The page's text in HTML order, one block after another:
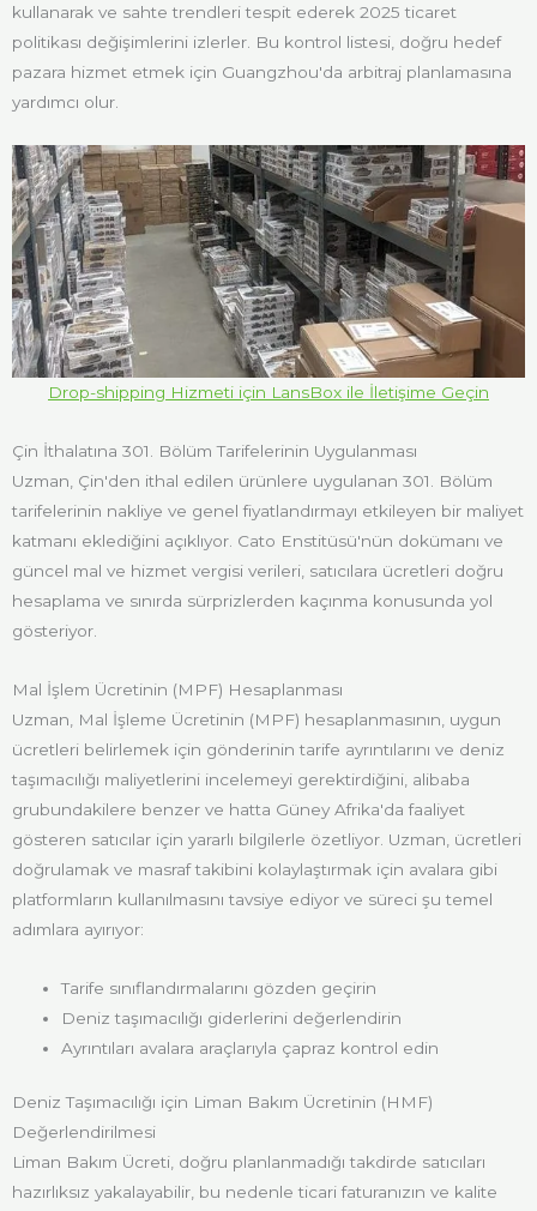
kullanarak ve sahte trendleri tespit ederek 2025 ticaret
politikası değişimlerini izlerler. Bu kontrol listesi, doğru hedef
pazara hizmet etmek için Guangzhou'da arbitraj planlamasına
yardımcı olur.
Drop-shipping Hizmeti için LansBox ile İletişime Geçin
Çin İthalatına 301. Bölüm Tarifelerinin Uygulanması
Uzman, Çin'den ithal edilen ürünlere uygulanan 301. Bölüm
tarifelerinin nakliye ve genel fiyatlandırmayı etkileyen bir maliyet
katmanı eklediğini açıklıyor. Cato Enstitüsü'nün dokümanı ve
güncel mal ve hizmet vergisi verileri, satıcılara ücretleri doğru
hesaplama ve sınırda sürprizlerden kaçınma konusunda yol
gösteriyor.
Mal İşlem Ücretinin (MPF) Hesaplanması
Uzman, Mal İşleme Ücretinin (MPF) hesaplanmasının, uygun
ücretleri belirlemek için gönderinin tarife ayrıntılarını ve deniz
taşımacılığı maliyetlerini incelemeyi gerektirdiğini, alibaba
grubundakilere benzer ve hatta Güney Afrika'da faaliyet
gösteren satıcılar için yararlı bilgilerle özetliyor. Uzman, ücretleri
doğrulamak ve masraf takibini kolaylaştırmak için avalara gibi
platformların kullanılmasını tavsiye ediyor ve süreci şu temel
adımlara ayırıyor:
Tarife sınıflandırmalarını gözden geçirin
Deniz taşımacılığı giderlerini değerlendirin
Ayrıntıları avalara araçlarıyla çapraz kontrol edin
Deniz Taşımacılığı için Liman Bakım Ücretinin (HMF)
Değerlendirilmesi
Liman Bakım Ücreti, doğru planlanmadığı takdirde satıcıları
hazırlıksız yakalayabilir, bu nedenle ticari faturanızın ve kalite